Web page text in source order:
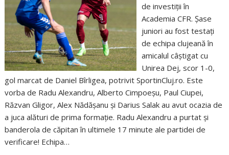
de investiții în
Academia CFR. Șase
juniori au fost testați
de echipa clujeană în
amicalul câștigat cu
Unirea Dej, scor 1-0,
gol marcat de Daniel Bîrligea, potrivit SportinCluj.ro. Este
vorba de Radu Alexandru, Alberto Cimpoeșu, Paul Ciupei,
Răzvan Gligor, Alex Nădășanu și Darius Salak au avut ocazia de
a juca alături de prima formație. Radu Alexandru a purtat și
banderola de căpitan în ultimele 17 minute ale partidei de
verificare! Echipa…